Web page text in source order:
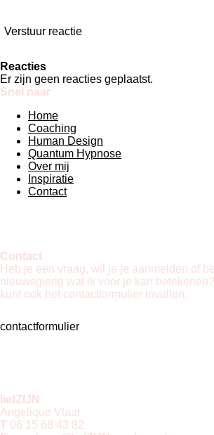
Verstuur reactie
Reacties
Er zijn geen reacties geplaatst.
Snel naar
Home
Coaching
Human Design
Quantum Hypnose
Over mij
Inspiratie
Contact
Contact
Heb je een vraag, wil je je aanmelden of
nieuwsgierig wat ik voor je kan
kunt ook het contactformulier invullen.
contactformulier
liefZIJN
Angelique Vlaar
T 06 15 68 43 82